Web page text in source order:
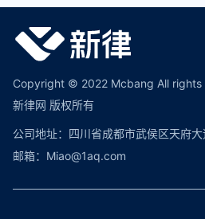
Copyright © 2022 Mcbang All rights
新律网 版权所有
公司地址：四川省成都市武侯区天府
邮箱：Miao@1aq.com